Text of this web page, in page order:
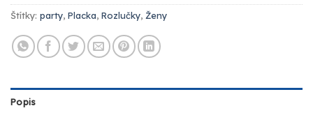
Štítky: party, Placka, Rozlučky, Ženy
Popis